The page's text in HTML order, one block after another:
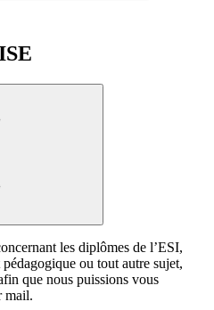
les diplômes de l’ESI,
ou tout autre sujet,
que nous puissions vous
mail.